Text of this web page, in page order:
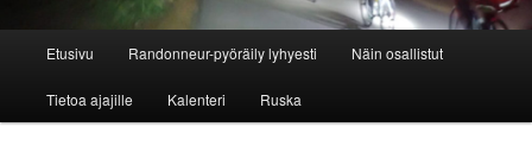
Etusivu Randonneur-pyöräily lyhyesti Näin osallistut
Tietoa ajajille Kalenteri Ruska